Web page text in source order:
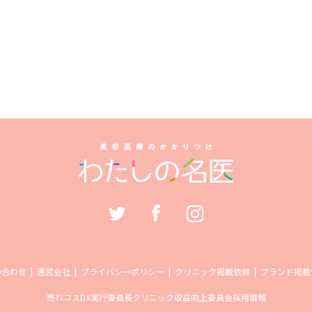
わせ 運営会社 プライバシーポリシー クリニック掲載依頼 ブランド掲
売れコスDX実行委員長クリニック収益向上委員会採用情報